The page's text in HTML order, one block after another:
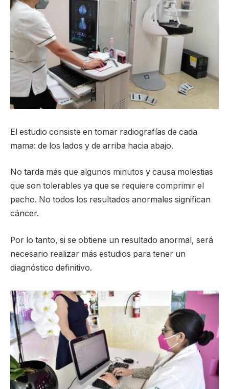
El estudio consiste en tomar radiografías de cada
mama: de los lados y de arriba hacia abajo.
No tarda más que algunos minutos y causa molestias
que son tolerables ya que se requiere comprimir el
pecho. No todos los resultados anormales significan
cáncer.
Por lo tanto, si se obtiene un resultado anormal, será
necesario realizar más estudios para tener un
diagnóstico definitivo.